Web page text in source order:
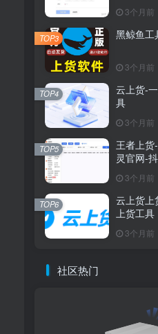
3个月前
黑鲸鱼工
3个月前
TOP3
云上货-
具
3个月前
TOP4
王者上
灵官网-
3个月前
TOP5
云上货上
上货工具
3个月前
TOP6
社区热门